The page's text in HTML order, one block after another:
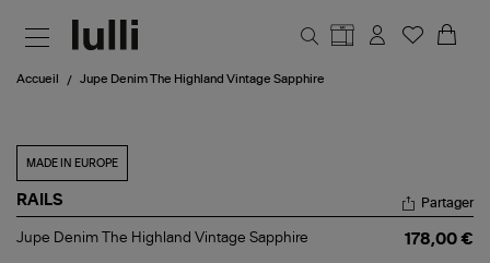
Accueil Jupe Denim The Highland Vintage Sapphire
MADE IN EUROPE
RAILS
Jupe
Partager
Jupe Denim The Highland Vintage Sapphire 178,00 €